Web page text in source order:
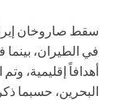
سقط صاروخان
في الطيران،
أهدافاً إقليمية،
البحرين، حسبما